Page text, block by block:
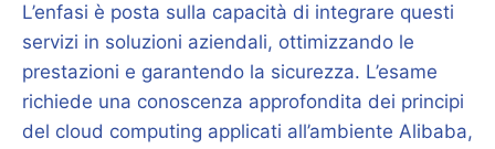
L’enfasi è posta sulla capacità di integrare questi
servizi in soluzioni aziendali, ottimizzando le
prestazioni e garantendo la sicurezza. L’esame
richiede una conoscenza approfondita dei principi
del cloud computing applicati all’ambiente Alibaba,